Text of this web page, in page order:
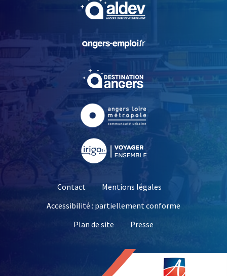
, Ouvre une nouvelle
, Ouvre une nouvelle
Contact
Mentions légales
Accessibilité : partiellement conforme
Plan de site
Presse